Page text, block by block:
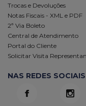
Trocas e Devoluções
Notas Fiscais - XML e PDF
2ª Via Boleto
Central de Atendimento
Portal do Cliente
Solicitar Visita
NAS REDES SOCIAIS